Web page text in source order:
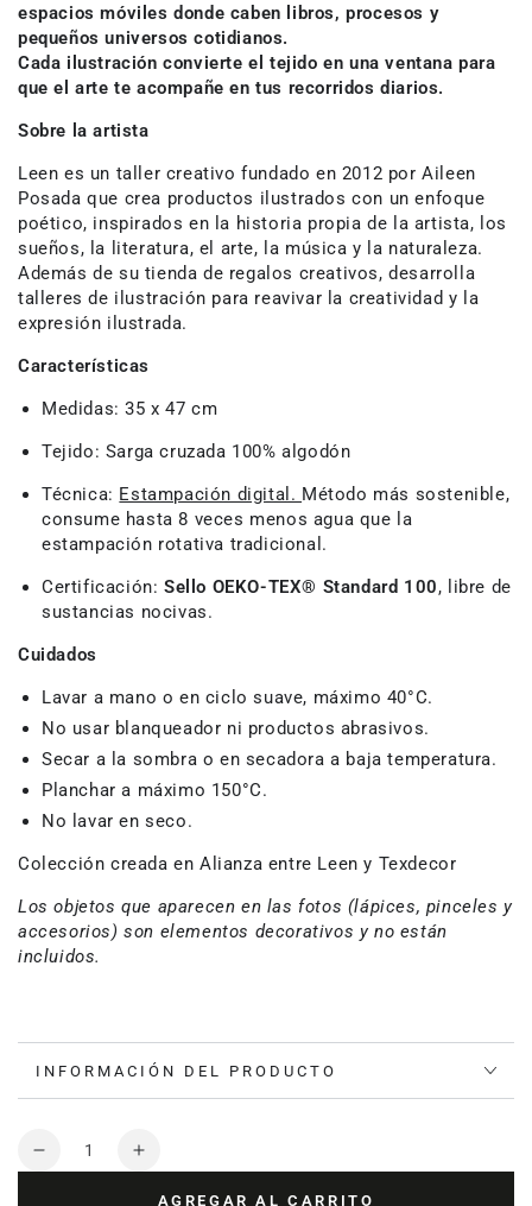
espacios móviles donde caben libros, procesos y
pequeños universos cotidianos.
Cada ilustración convierte el tejido en una ventana para
que el arte te acompañe en tus recorridos diarios.
Sobre la artista
Leen es un taller creativo fundado en 2012 por Aileen
Posada que crea productos ilustrados con un enfoque
poético, inspirados en la historia propia de la artista, los
sueños, la literatura, el arte, la música y la naturaleza.
Además de su tienda de regalos creativos, desarrolla
talleres de ilustración para reavivar la creatividad y la
expresión ilustrada.
Características
Medidas:35 x 47 cm
Tejido: Sarga cruzada 100% algodón
Técnica: Estampación digital. Método más sostenible,
consume hasta 8 veces menos agua que la
estampación rotativa tradicional.
Certificación: Sello OEKO-TEX® Standard 100, libre de
sustancias nocivas.
Cuidados
Lavar a mano o en ciclo suave, máximo 40°C.
No usar blanqueador ni productos abrasivos.
Secar a la sombra o en secadora a baja temperatura.
Planchar a máximo 150°C.
No lavar en seco.
Colección creada en Alianza entre Leen y Texdecor
Los objetos que aparecen en las fotos (lápices, pinceles y
accesorios) son elementos decorativos y no están
incluidos.
INFORMACIÓN DEL PRODUCTO
Cantidad
Reducir
Aumentar
AGREGAR AL CARRITO